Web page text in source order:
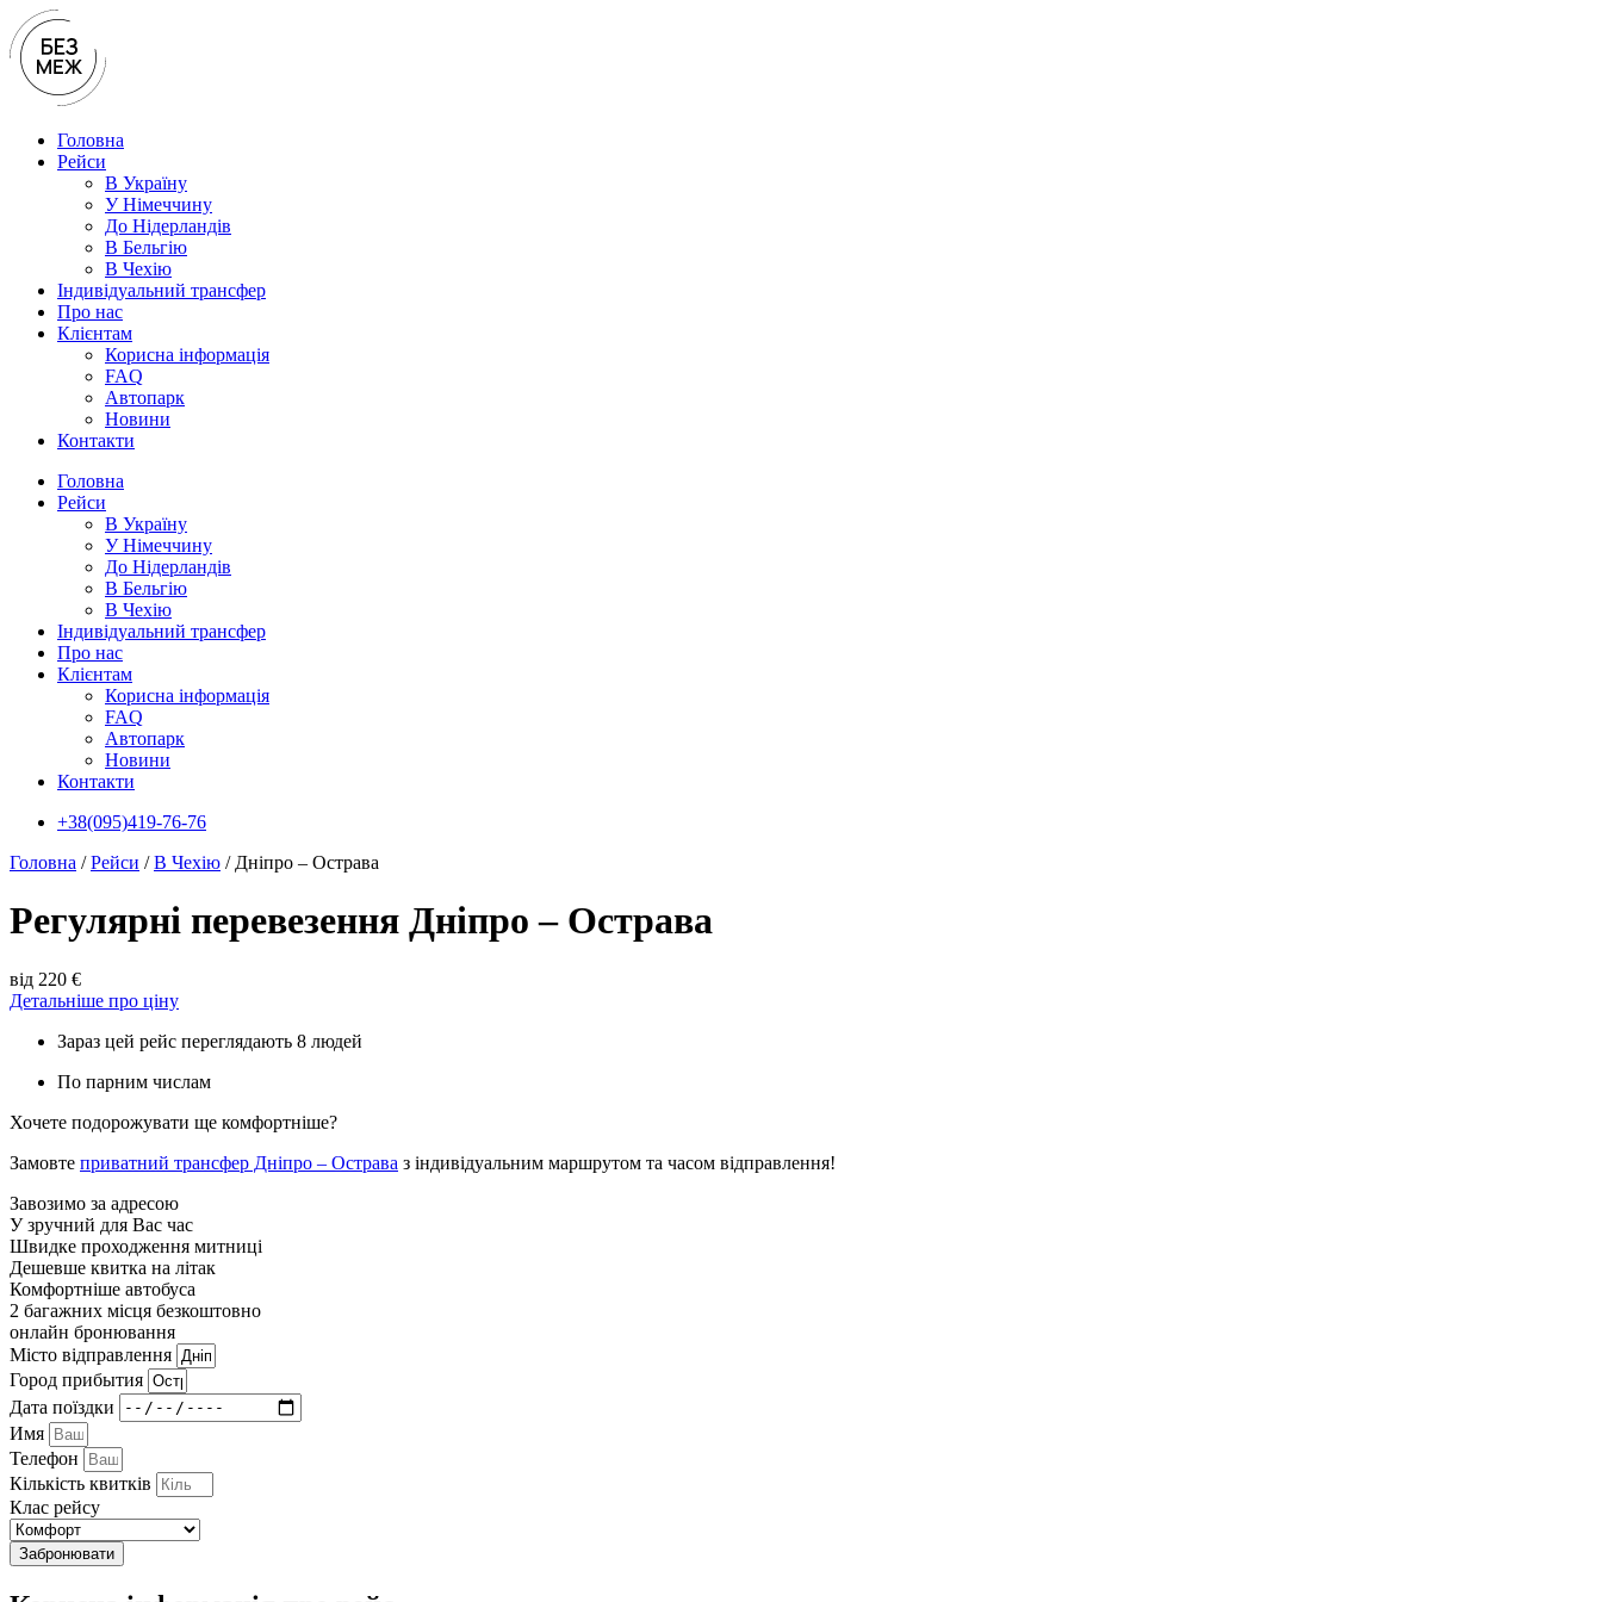
Перейти
до
вмісту
Головна
Рейси
В Україну
У Нiмеччину
До Нідерландів
В Бельгію
В Чехiю
Індивідуальний трансфер
Про нас
Клієнтам
Корисна інформація
FAQ
Автопарк
Новини
Контакти
Головна
Рейси
В Україну
У Нiмеччину
До Нідерландів
В Бельгію
В Чехiю
Індивідуальний трансфер
Про нас
Клієнтам
Корисна інформація
FAQ
Автопарк
Новини
Контакти
+38(095)419-76-76
Головна /Рейси /В Чехiю / Дніпро – Острава
Регулярні перевезення Дніпро – Острава
від 220 €
Детальніше про ціну
Зараз цей рейс переглядають 8 людей
По парним числам
Хочете подорожувати ще комфортніше?
Замовте приватний трансфер Дніпро – Острава з індивідуальним маршрутом та часом відправлення!
Завозимо за адресою
У зручний для Вас час
Швидке проходження митниці
Дешевше квитка на літак
Комфортніше автобуса
2 багажних місця безкоштовно
онлайн бронювання
Мiсто вiдправлення
Город прибытия
Дата поїздки
Имя
Телефон
Кількість квитків
Клас рейсу
Забронювати